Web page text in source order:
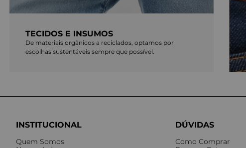
TECIDOS E INSUMOS
De materiais orgânicos a reciclados, optamos por
escolhas sustentáveis sempre que possível.
INSTITUCIONAL
Quem Somos
DÚVIDAS
Como Comprar